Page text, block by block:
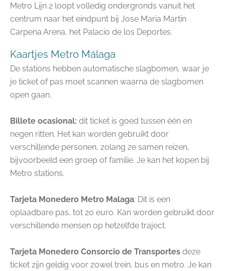
Metro Lijn 2 loopt volledig ondergronds vanuit het
centrum naar het eindpunt bij Jose Maria Martin
Carpena Arena, het Palacio de los Deportes.
Kaartjes Metro Málaga
De stations hebben automatische slagbomen, waar je
je ticket of pas moet scannen waarna de slagbomen
open gaan.
Billete ocasional: dit ticket is goed tussen één en
negen ritten. Het kan worden gebruikt door
verschillende personen, zolang ze samen reizen,
bijvoorbeeld een groep of familie. Je kan het kopen bij
Metro stations.
Tarjeta Monedero Metro Malaga: Dit is een
oplaadbare pas, tot 20 euro. Kan worden gebruikt door
verschillende mensen op hetzelfde traject.
Tarjeta Monedero Consorcio de Transportes deze
ticket zijn geldig voor zowel trein, bus en metro. Je kan